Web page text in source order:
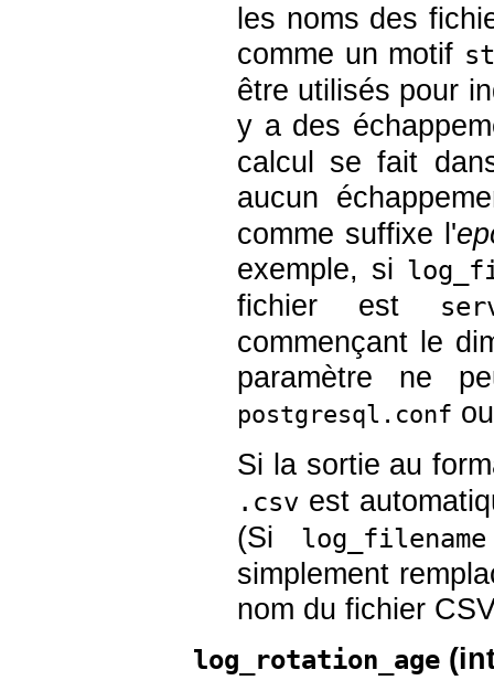
les noms des
comme un motif
être utilisés pour
y a des
calcul se fait
aucun
comme suffixe l'
exemple, si
fichier est
commençant le
paramètre ne
postgresql.conf
Si la sortie au
.csv est
(Si log_filename
simplement
nom du fichier
log_rotation_age (